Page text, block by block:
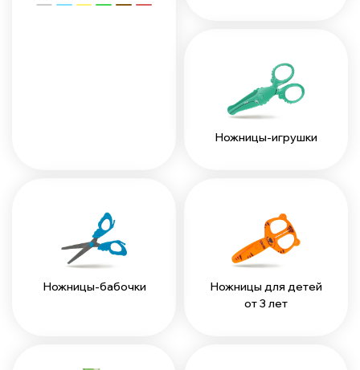
Ножницы-игрушки
Ножницы-бабочки
Ножницы для детей
от 3 лет